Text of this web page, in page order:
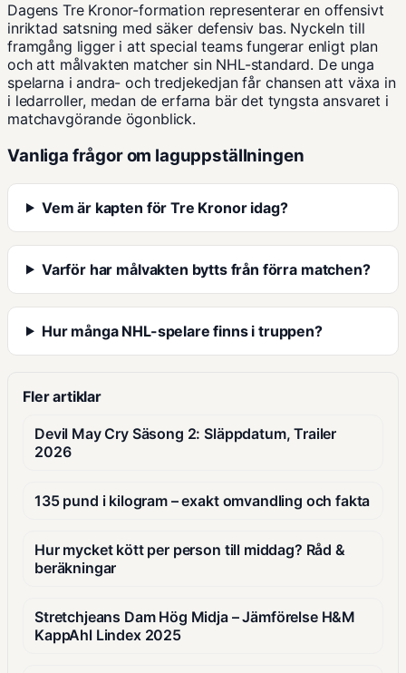
Dagens Tre Kronor-formation representerar en offensivt
inriktad satsning med säker defensiv bas. Nyckeln till
framgång ligger i att special teams fungerar enligt plan
och att målvakten matcher sin NHL-standard. De unga
spelarna i andra- och tredjekedjan får chansen att växa in
i ledarroller, medan de erfarna bär det tyngsta ansvaret i
matchavgörande ögonblick.
Vanliga frågor om laguppställningen
Vem är kapten för Tre Kronor idag?
Varför har målvakten bytts från förra matchen?
Hur många NHL-spelare finns i truppen?
Fler artiklar
Devil May Cry Säsong 2: Släppdatum, Trailer
2026
135 pund i kilogram – exakt omvandling och fakta
Hur mycket kött per person till middag? Råd &
beräkningar
Stretchjeans Dam Hög Midja – Jämförelse H&M
KappAhl Lindex 2025